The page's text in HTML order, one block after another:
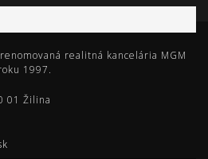
realitná kancelária MGM
1997.
01 Žilina